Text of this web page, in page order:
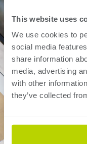
This website uses
We use cookies to
social media
share information
media, advertising
with other
they’ve collected